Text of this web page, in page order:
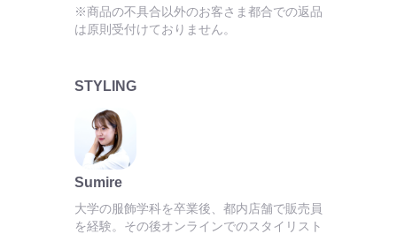
※商品の不具合以外のお客さま都合での返品
は原則受付けておりません。
STYLING
Sumire
大学の服飾学科を卒業後、都内店舗で販売員
を経験。その後オンラインでのスタイリスト